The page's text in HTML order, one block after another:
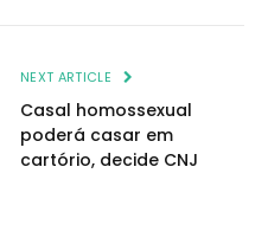
NEXT ARTICLE
Casal homossexual
poderá casar em
cartório, decide CNJ